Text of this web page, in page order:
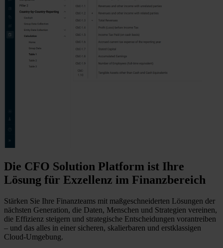
Die CFO Solution Platform ist Ihre
Lösung für Exzellenz im Finanzbereich
Stärken Sie Ihre Finanzteams mit maßgeschneiderten Lösungen der
nächsten Generation, die Daten, Menschen und Strategien vereinen,
die Effizienz steigern und strategische Entscheidungen vorantreiben
– und das alles in einer sicheren, skalierbaren und erstklassigen
Cloud-Umgebung.